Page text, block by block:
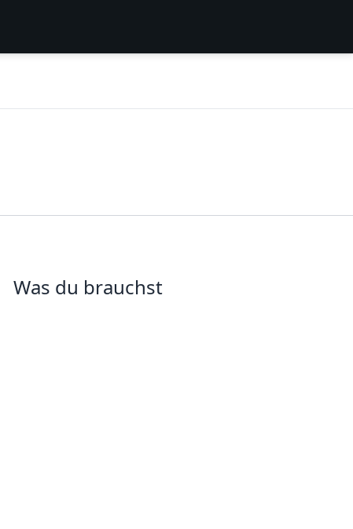
Was du brauchst